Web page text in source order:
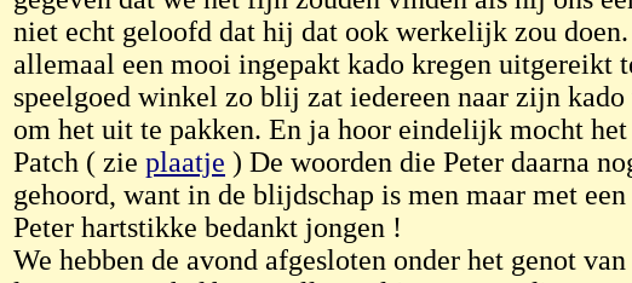
niet echt geloofd dat hij dat ook werkelijk zou
allemaal een mooi ingepakt kado kregen uitgereikt
speelgoed winkel zo blij zat iedereen naar zijn
om het uit te pakken. En ja hoor eindelijk mocht
Patch ( zie plaatje ) De woorden die Peter daarna
gehoord, want in de blijdschap is men maar met
Peter hartstikke bedankt jongen !
We hebben de avond afgesloten onder het genot